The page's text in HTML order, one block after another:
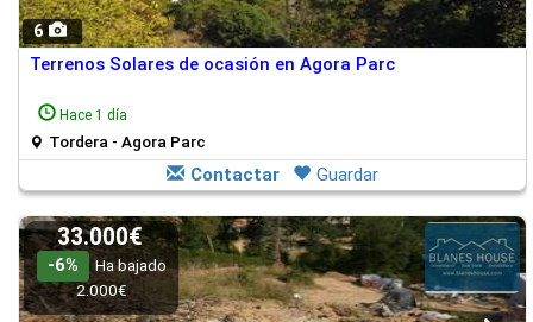
6
Terrenos Solares de ocasión en Agora Parc
Hace 1 día
Tordera - Agora Parc
Contactar Guardar
33.000€
-6%
Ha bajado
2.000€